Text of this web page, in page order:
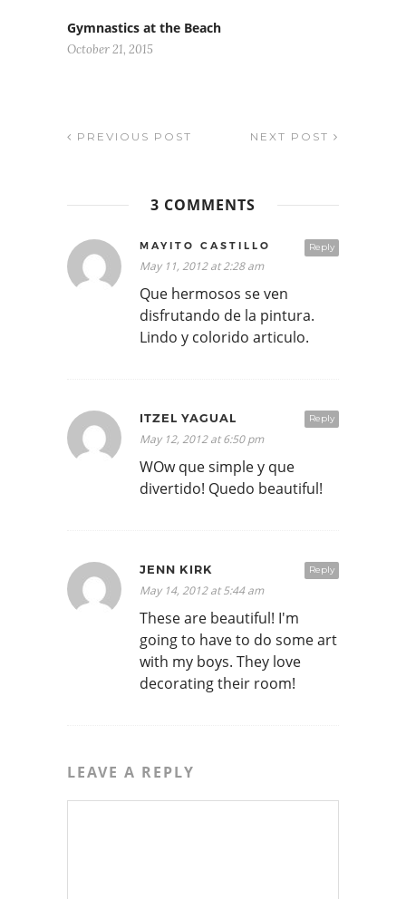
Gymnastics at the Beach
October 21, 2015
PREVIOUS POST NEXT POST
3 COMMENTS
Reply
MAYITO CASTILLO
May 11, 2012 at 2:28 am
Que hermosos se ven
disfrutando de la pintura.
Lindo y colorido articulo.
Reply
ITZEL YAGUAL
May 12, 2012 at 6:50 pm
WOw que simple y que
divertido! Quedo beautiful!
Reply
JENN KIRK
May 14, 2012 at 5:44 am
These are beautiful! I'm
going to have to do some art
with my boys. They love
decorating their room!
LEAVE A REPLY